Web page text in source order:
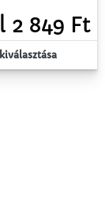
2 849 Ft